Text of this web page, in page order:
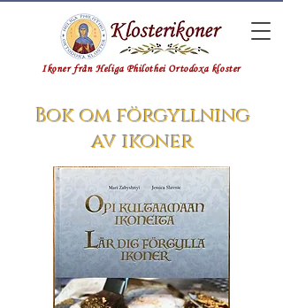
Ikoner från Heliga Philothei Ortodoxa kloster
Bok om förgyllning
av ikoner